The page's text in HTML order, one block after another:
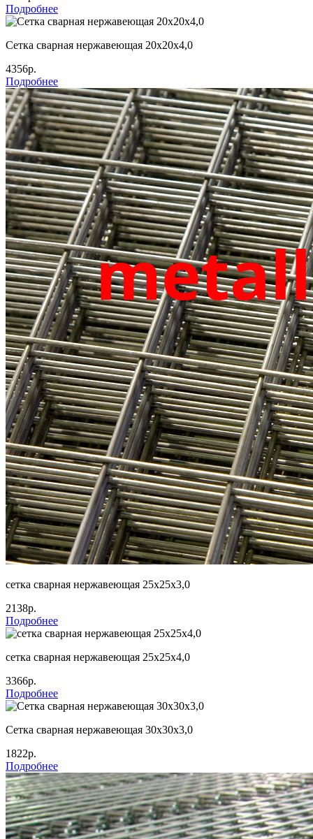
Подробнее
Сетка сварная нержавеющая 20х20х4,0
4356р.
Подробнее
сетка сварная нержавеющая 25х25х3,0
2138р.
Подробнее
сетка сварная нержавеющая 25х25х4,0
3366р.
Подробнее
Сетка сварная нержавеющая 30х30х3,0
1822р.
Подробнее